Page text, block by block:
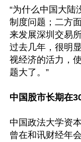
“为什么中国大陆
制度问题；二方
来发展深圳交易
过去几年，很明
视经济的活力，
题大了。”
中国股市长期在
中国政法大学资
曾在和讯财经年